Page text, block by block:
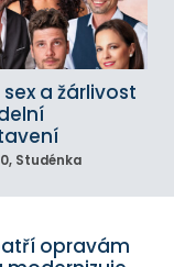
sex a žárlivost
, Studénka
opravám